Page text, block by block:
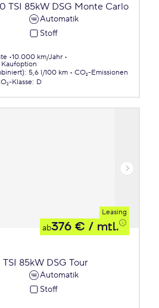
TSI 85kW DSG Monte Carlo
Automatik
Stoff
10.000 km/Jahr
Kaufoption
: 5,6 l/100 km
CO₂-Emissionen
Klasse: D
Leasing
ab376 € / mtl.
TSI 85kW DSG Tour
Automatik
Stoff